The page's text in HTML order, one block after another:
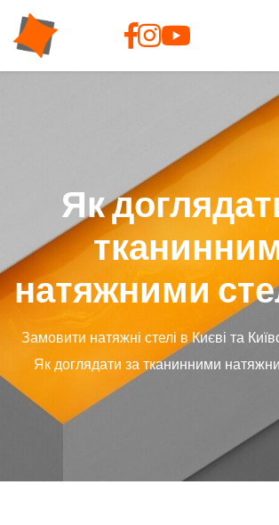
Як
натяжними
Замовити натяжні стелі в Києві та
Як доглядати за тканинними